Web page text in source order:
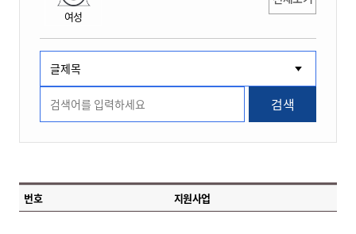
여성
검색
번호 지원사업